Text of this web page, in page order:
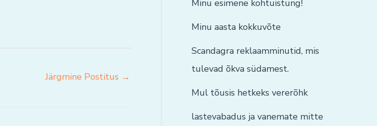
Järgmine Postitus →
Minu esimene kohtuistung!
Minu aasta kokkuvõte
Scandagra reklaamminutid, mis
tulevad õkva südamest.
Mul tõusis hetkeks vererõhk
lastevabadus ja vanemate mitte